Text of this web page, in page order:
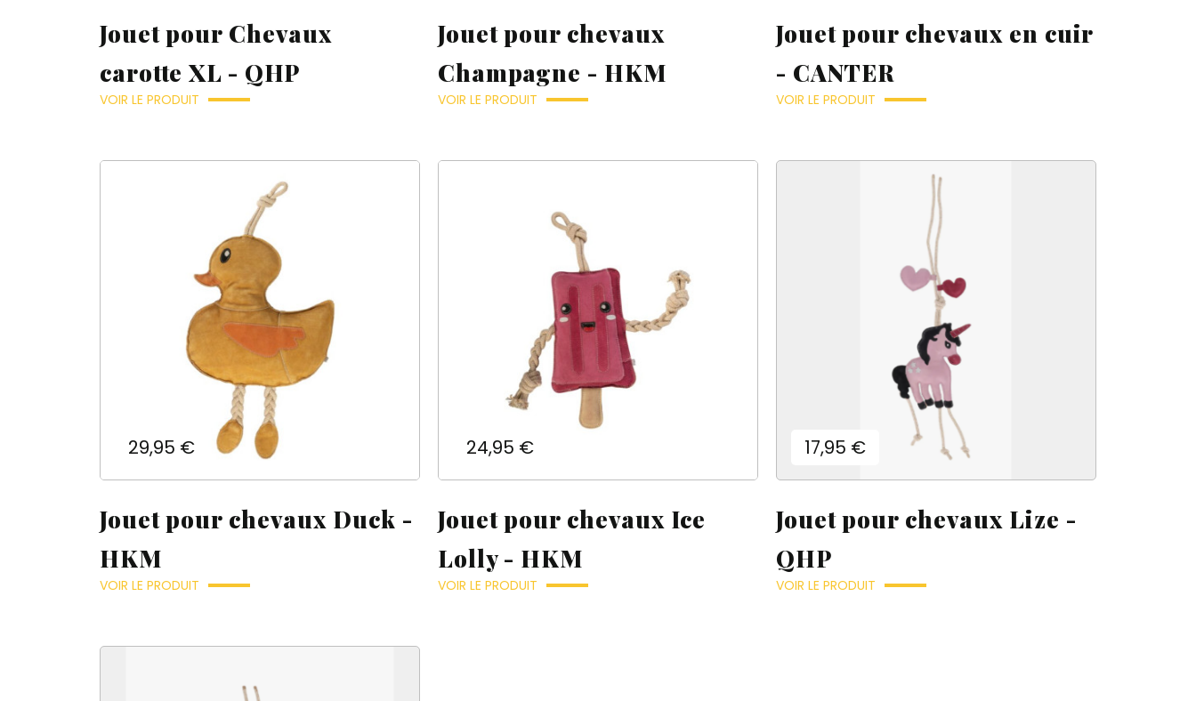
((cancelText)) ((modalDeleteText))
((cancelText))
Jouet pour Chevaux
carotte XL - QHP
VOIR LE PRODUIT
Jouet pour chevaux
Champagne - HKM
VOIR LE PRODUIT
Jouet pour chevaux en cuir
- CANTER
VOIR LE PRODUIT
Prix
29,95 €
Jouet pour chevaux Duck -
HKM
VOIR LE PRODUIT
Prix
24,95 €
Jouet pour chevaux Ice
Lolly - HKM
VOIR LE PRODUIT
Prix
17,95 €
Jouet pour chevaux Lize -
QHP
VOIR LE PRODUIT